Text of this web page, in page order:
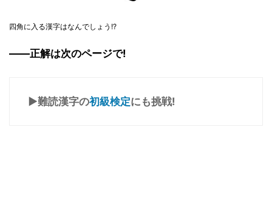
四角に入る漢字はなんでしょう!?
――正解は次のページで!
▶難読漢字の初級検定にも挑戦!